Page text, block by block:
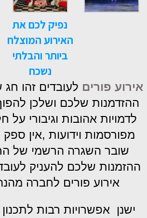
נפיק לכם את
האירוע המוצלח
ביותר והבלתי
נשכח
אירוע פורים לעובדים זהו
ההזדמנות שלכם ושלכן
לדמויות אהובות וגיבורי על
מפורסמות וידועות ,אין ספק
שובר השגרה הרשמי של
ההזמנות שלכם להעניק
אירוע פורים לחברה
ישנן אפשרויות רבות לתכנון